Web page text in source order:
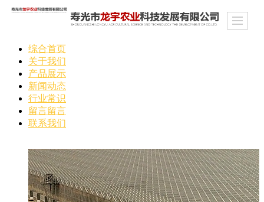
综合首页
关于我们
产品展示
新闻动态
行业常识
留言留言
联系我们